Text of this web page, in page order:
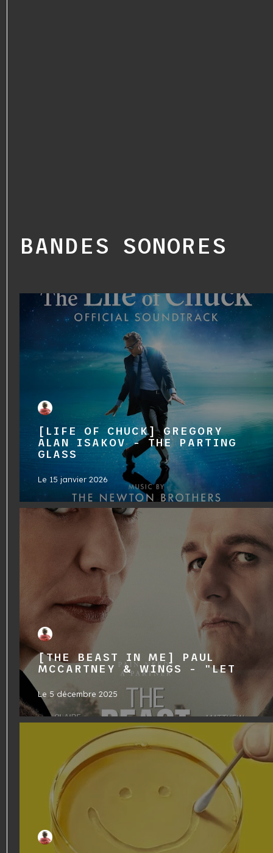
BANDES SONORES
[LIFE OF CHUCK] GREGORY
ALAN ISAKOV - THE PARTING
GLASS
Le 15 janvier 2026
[THE BEAST IN ME] PAUL
MCCARTNEY & WINGS - "LET
Le 5 décembre 2025